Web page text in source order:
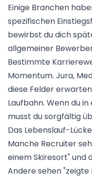
Einige Branchen
spezifischen
bewirbst du dich
allgemeiner
Bestimmte
Momentum. Jura,
diese Felder
Laufbahn. Wenn du
musst du sorgfältig
Das Lebenslauf-
Manche Recruiter
einem Skiresort" und
Andere sehen